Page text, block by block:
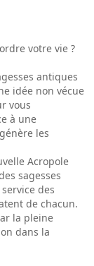
votre vie ?
antiques
idée non vécue
vous
à une
les
Acropole
sagesses
des
de chacun.
la pleine
dans la